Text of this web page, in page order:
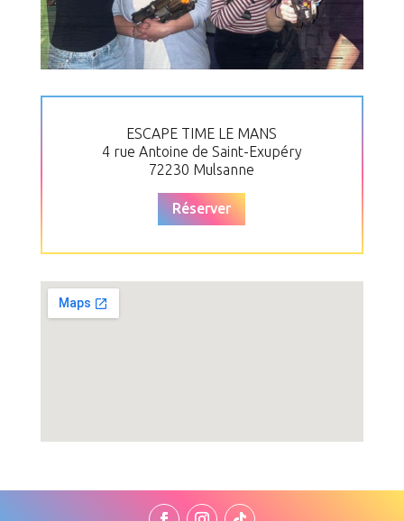
ESCAPE TIME LE MANS
4 rue Antoine de Saint-Exupéry
72230 Mulsanne
Réserver